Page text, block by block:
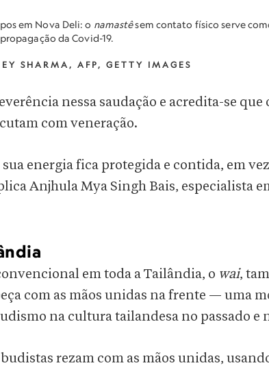
em Nova Deli: o namastêsem contato físico serve
da Covid-19.
SHARMA, AFP, GETTY IMAGES
nessa saudação e acredita-se que
com veneração.
sua energia fica protegida e contida, em
Anjhula Mya Singh Bais, especialista
em toda a Tailândia, o wai,
com as mãos unidas na frente — uma
na cultura tailandesa no passado e
rezam com as mãos unidas,